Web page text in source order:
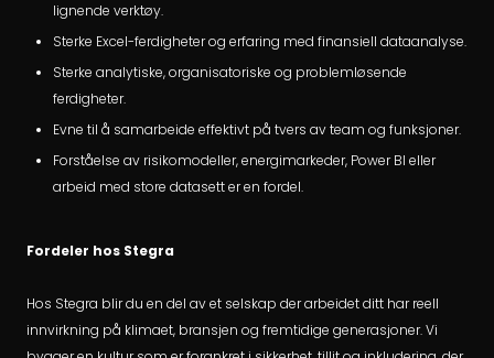
lignende verktøy.
Sterke Excel-ferdigheter og erfaring med finansiell dataanalyse.
Sterke analytiske, organisatoriske og problemløsende
ferdigheter.
Evne til å samarbeide effektivt på tvers av team og funksjoner.
Forståelse av risikomodeller, energimarkeder, Power BI eller
arbeid med store datasett er en fordel.
Fordeler hos Stegra
Hos Stegra blir du en del av et selskap der arbeidet ditt har reell
innvirkning på klimaet, bransjen og fremtidige generasjoner. Vi